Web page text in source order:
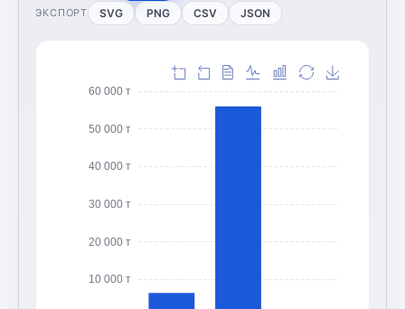
ЭКСПОРТ SVG PNG CSV JSON
10 000 т
20 000 т
30 000 т
40 000 т
50 000 т
60 000 т